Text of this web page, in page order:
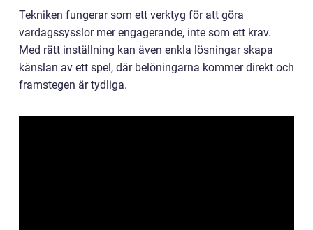
Tekniken fungerar som ett verktyg för att göra
vardagssysslor mer engagerande, inte som ett krav.
Med rätt inställning kan även enkla lösningar skapa
känslan av ett spel, där belöningarna kommer direkt och
framstegen är tydliga.